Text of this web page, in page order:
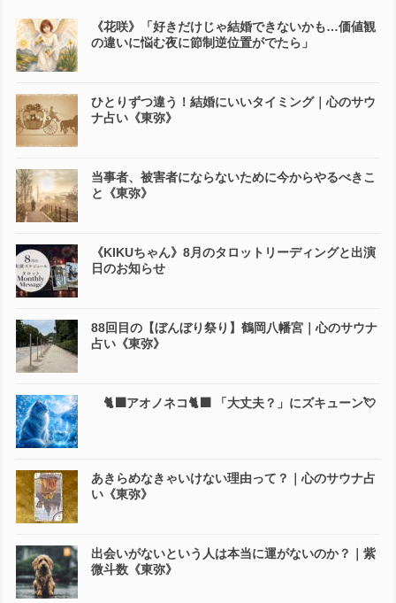
《花咲》「好きだけじゃ結婚できないかも…価値観
の違いに悩む夜に節制逆位置がでたら」
ひとりずつ違う！結婚にいいタイミング｜心のサウ
ナ占い《東弥》
当事者、被害者にならないために今からやるべきこ
と《東弥》
《KIKUちゃん》8月のタロットリーディングと出演
日のお知らせ
88回目の【ぼんぼり祭り】鶴岡八幡宮｜心のサウナ
占い《東弥》
🐈‍⬛アオノネコ🐈‍⬛ 「大丈夫？」にズキューン💘
あきらめなきゃいけない理由って？｜心のサウナ占
い《東弥》
出会いがないという人は本当に運がないのか？｜紫
微斗数《東弥》